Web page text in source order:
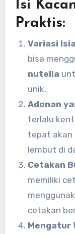
Isi
Praktis:
Variasi
bisa
nutella
unik.
Adonan
terlalu
tepat akan
lembut di
Cetakan
memiliki
cetakan
Mengatur